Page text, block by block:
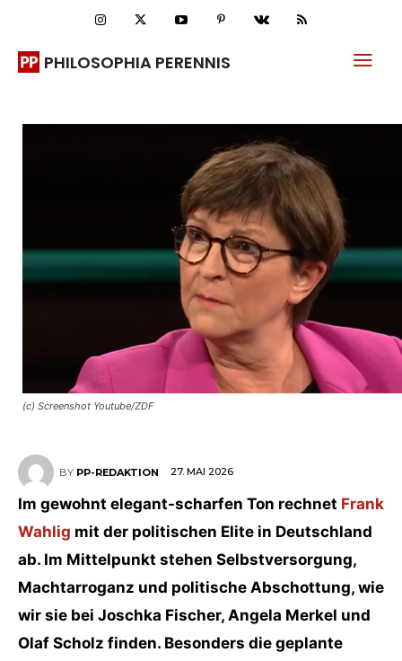
PHILOSOPHIA PERENNIS
(c) Screenshot Youtube/ZDF
BY PP-REDAKTION 27. MAI 2026
Im gewohnt elegant-scharfen Ton rechnet Frank
Wahlig mit der politischen Elite in Deutschland
ab. Im Mittelpunkt stehen Selbstversorgung,
Machtarroganz und politische Abschottung, wie
wir sie bei Joschka Fischer, Angela Merkel und
Olaf Scholz finden. Besonders die geplante